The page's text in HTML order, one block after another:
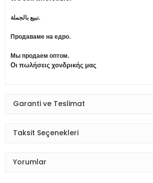
نبيع بالجملة.
Продаваме на едро.
Мы продаем оптом.
Οι πωλήσεις χονδρικής μας
Garanti ve Teslimat
Taksit Seçenekleri
Yorumlar